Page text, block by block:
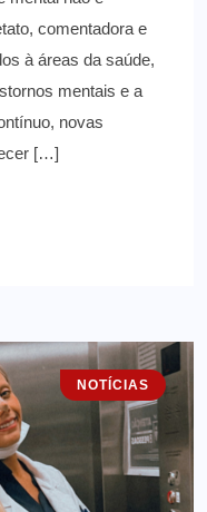
comentadora e
à áreas da saúde,
mentais e a
novas
[…]
NOTÍCIAS